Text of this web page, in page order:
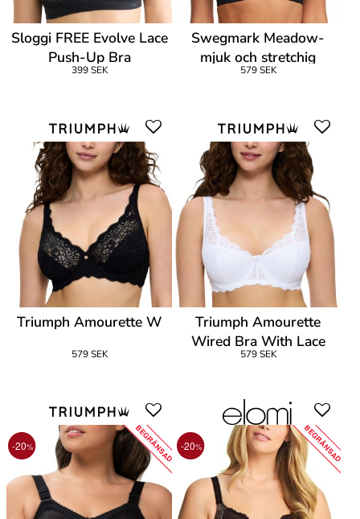
Sloggi FREE Evolve Lace
Push-Up Bra
399 SEK
Swegmark Meadow-
mjuk och stretchig
579 SEK
Triumph Amourette W
579 SEK
Triumph Amourette
Wired Bra With Lace
579 SEK
-20% BEGRÄNSAD-20% BEGRÄNSAD